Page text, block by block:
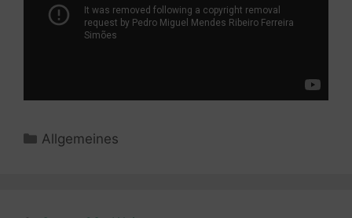
Kategorien
Allgemeines